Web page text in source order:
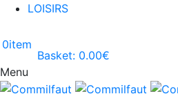
LOISIRS
0item
Basket: 0.00€
Menu